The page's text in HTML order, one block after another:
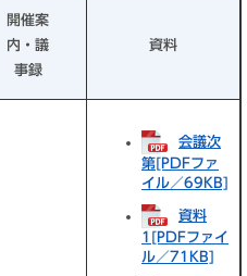
開催案
内・議
事録
資料
会議次
第[PDFファ
イル／69KB]
資料
1[PDFファイ
ル／71KB]